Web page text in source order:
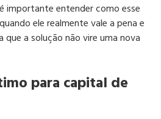
importante entender como esse
ele realmente vale a pena e
a solução não vire uma nova
para capital de